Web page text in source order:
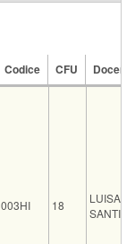
Codice CFU
Docente
003HI 18
LUISA
SANTINI